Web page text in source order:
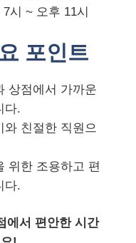
시 ~ 오후 11시
포인트
상점에서 가까운
다.
와 친절한 직원으
위한 조용하고 편
다.
에서 편안한 시간